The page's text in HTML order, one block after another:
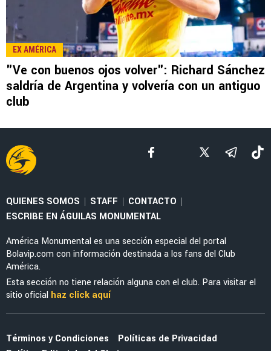
EX AMÉRICA
"Ve con buenos ojos volver": Richard Sánchez
saldría de Argentina y volvería con un antiguo
club
QUIENES SOMOS | STAFF | CONTACTO |
ESCRIBE EN ÁGUILAS MONUMENTAL
América Monumental es una sección especial del portal
Bolavip.com con información destinada a los fans del Club
América.
Esta sección no tiene relación alguna con el club. Para visitar el
sitio oficial haz click aquí
Términos y Condiciones
Políticas de Privacidad